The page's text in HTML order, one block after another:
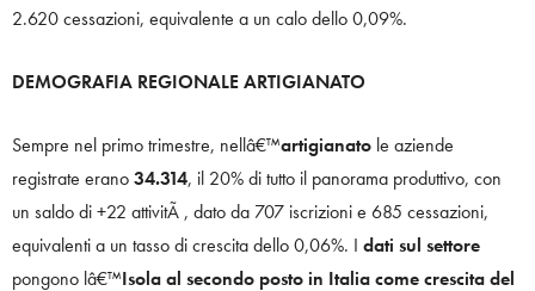
2.620 cessazioni, equivalente a un calo dello 0,09%.
DEMOGRAFIA REGIONALE ARTIGIANATO
Sempre nel primo trimestre, nellâ€™artigianato le aziende
registrate erano34.314, il 20% di tutto il panorama produttivo, con
un saldo di +22 attivitÃ , dato da 707 iscrizioni e 685 cessazioni,
equivalenti a un tasso di crescita dello 0,06%. I dati sul settore
pongono lâ€™Isola al secondo posto in Italia come crescita del